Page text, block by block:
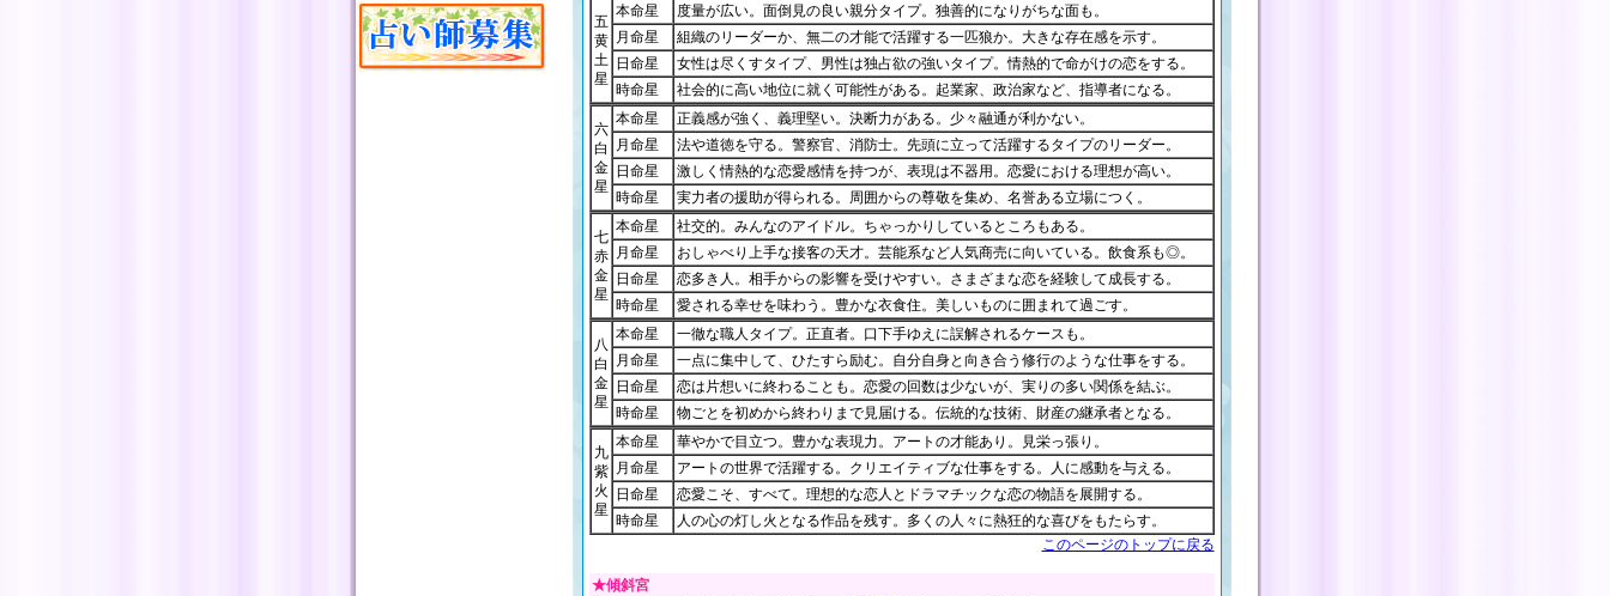
五
黄
土
星
本命星
度量が広い。面倒見の良い親分タイプ。独善的になりがちな面も。
月命星
組織のリーダーか、無二の才能で活躍する一匹狼か。大きな存在感を示す。
日命星
女性は尽くすタイプ、男性は独占欲の強いタイプ。情熱的で命がけの恋をする。
時命星
社会的に高い地位に就く可能性がある。起業家、政治家など、指導者になる。
六
白
金
星
本命星
正義感が強く、義理堅い。決断力がある。少々融通が利かない。
月命星
法や道徳を守る。警察官、消防士。先頭に立って活躍するタイプのリーダー。
日命星
激しく情熱的な恋愛感情を持つが、表現は不器用。恋愛における理想が高い。
時命星
実力者の援助が得られる。周囲からの尊敬を集め、名誉ある立場につく。
七
赤
金
星
本命星
社交的。みんなのアイドル。ちゃっかりしているところもある。
月命星
おしゃべり上手な接客の天才。芸能系など人気商売に向いている。飲食系も◎。
日命星
恋多き人。相手からの影響を受けやすい。さまざまな恋を経験して成長する。
時命星
愛される幸せを味わう。豊かな衣食住。美しいものに囲まれて過ごす。
八
白
金
星
本命星
一徹な職人タイプ。正直者。口下手ゆえに誤解されるケースも。
月命星
一点に集中して、ひたすら励む。自分自身と向き合う修行のような仕事をする。
日命星
恋は片想いに終わることも。恋愛の回数は少ないが、実りの多い関係を結ぶ。
時命星
物ごとを初めから終わりまで見届ける。伝統的な技術、財産の継承者となる。
九
紫
火
星
本命星
華やかで目立つ。豊かな表現力。アートの才能あり。見栄っ張り。
月命星
アートの世界で活躍する。クリエイティブな仕事をする。人に感動を与える。
日命星
恋愛こそ、すべて。理想的な恋人とドラマチックな恋の物語を展開する。
時命星
人の心の灯し火となる作品を残す。多くの人々に熱狂的な喜びをもたらす。
このページのトップに戻る
★傾斜宮